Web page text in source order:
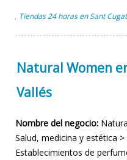
, Tiendas 24 horas en Sant
Natural Women
Vallés
Nombre del negocio:
Salud, medicina y estética
Establecimientos de